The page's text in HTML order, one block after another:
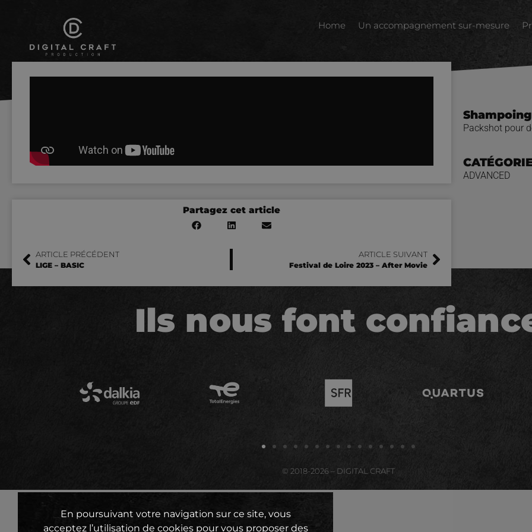
Home Un accompagnement sur-mesure
Packshot pour
ADVANCED
Partagez cet article
ARTICLE PRÉCÉDENT
LIGE – BASIC
ARTICLE SUIVANT
Festival de Loire 2023 – After Movie
Ils nous font
© 2018-2026 – DIGITAL CRAFT
En poursuivant votre navigation sur ce site, vous
acceptez l’utilisation de cookies pour vous proposer des